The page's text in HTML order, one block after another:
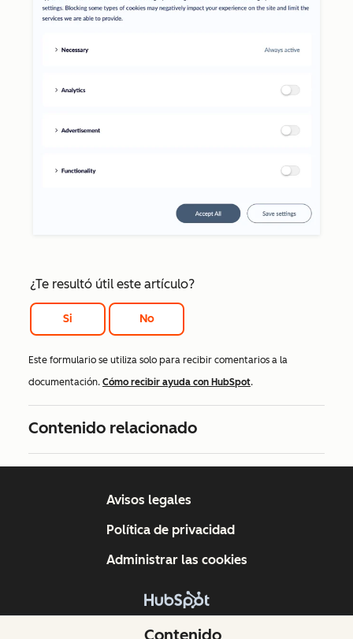
¿Te resultó útil este artículo?
Si No
Este formulario se utiliza solo para recibir comentarios a la
documentación. Cómo recibir ayuda con HubSpot.
Contenido relacionado
Contenido
Copyright © 2026 HubSpot, Inc.
Avisos legales
Política de privacidad
Administrar las cookies